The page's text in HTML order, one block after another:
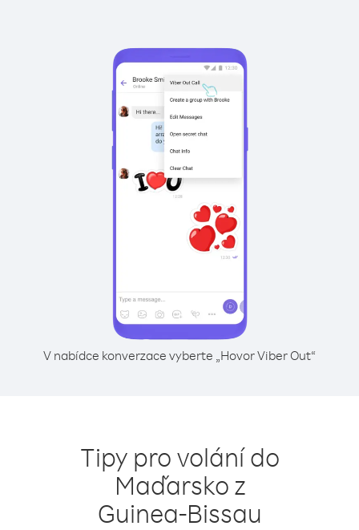
V nabídce konverzace vyberte „Hovor Viber Out“
Tipy pro volání do
Maďarsko z
Guinea-Bissau